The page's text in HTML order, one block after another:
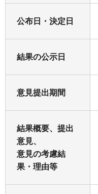
公布日・決定日
結果の公示日
意見提出期間
結果概要、提出
意見、
意見の考慮結
果・理由等